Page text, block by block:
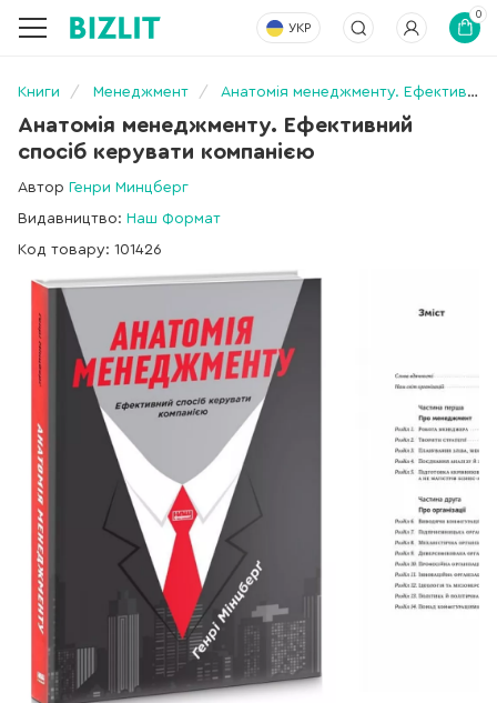
УКР
0
Книги Менеджмент Анатомія менеджменту. Ефективний спосіб керувати компанією
Анатомія менеджменту. Ефективний
спосіб керувати компанією
Автор Генри Минцберг
Видавництво: Наш Формат
Код товару: 101426